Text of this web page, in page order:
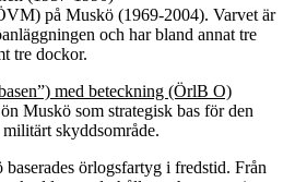
på Muskö (1969-2004). Varvet är
och har bland annat tre
tre dockor.
med beteckning (ÖrlB O)
Muskö som strategisk bas för den
skyddsområde.
örlogsfartyg i fredstid. Från